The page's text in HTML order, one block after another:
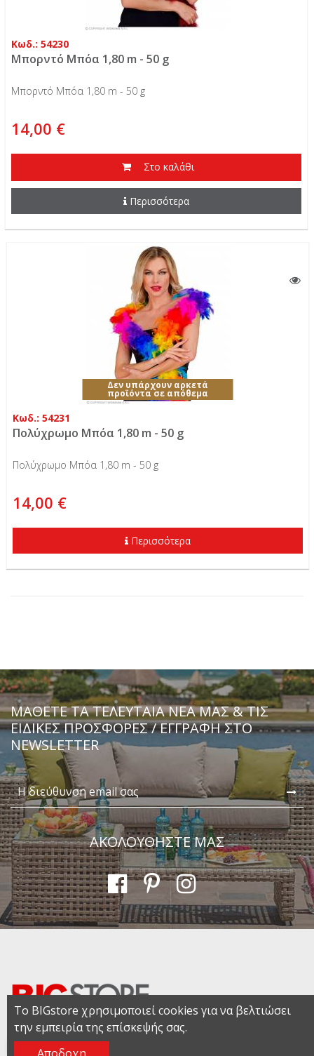
Κωδ.: 54230
Μπoρντό Μπόα 1,80 m - 50 g
Μπoρντό Μπόα 1,80 m - 50 g
14,00 €
Στο καλάθι
Περισσότερα
Δεν υπάρχουν αρκετά
προϊόντα σε απόθεμα
Κωδ.: 54231
Πολύχρωμο Μπόα 1,80 m - 50 g
Πολύχρωμο Μπόα 1,80 m - 50 g
14,00 €
Περισσότερα
ΜΆΘΕΤΕ ΤΑ ΤΕΛΕΥΤΑΊΑ ΝΈΑ ΜΑΣ & ΤΙΣ
ΕΙΔΙΚΈΣ ΠΡΟΣΦΟΡΈΣ / ΕΓΓΡΑΦΗ ΣΤΟ
NEWSLETTER
ΑΚΟΛΟΥΘΗΣΤΕ ΜΑΣ
Το BIGstore χρησιμοποιεί cookies για να βελτιώσει
την εμπειρία της επίσκεψής σας.